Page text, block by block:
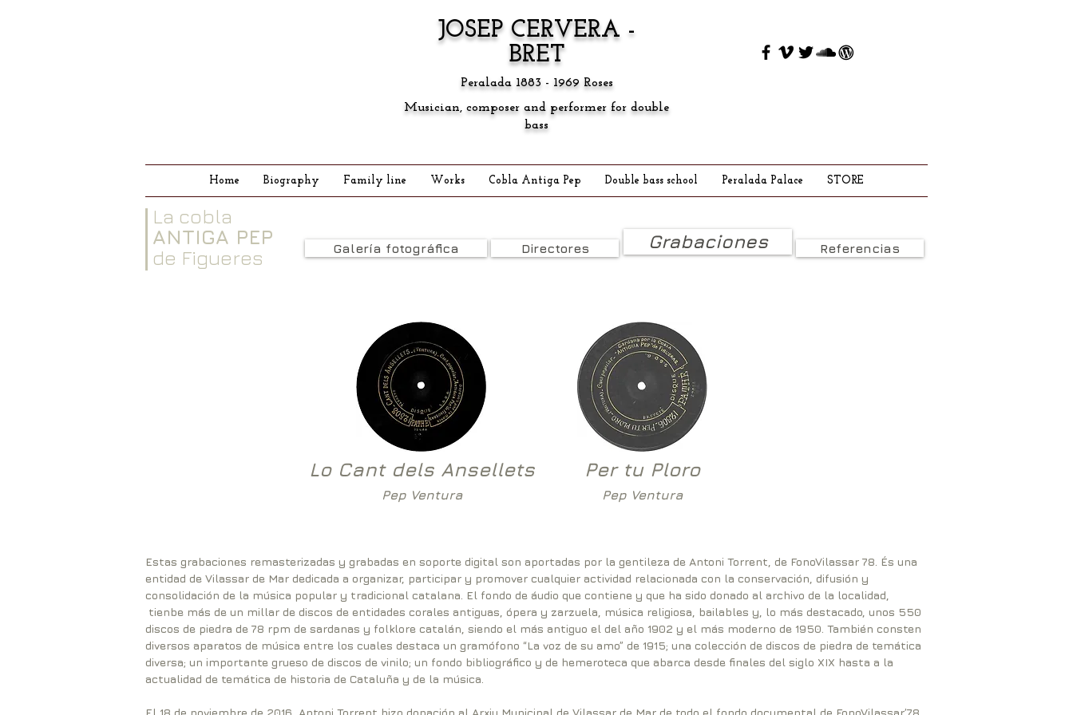
JOSEP CERVERA -
BRET
Peralada 1883 - 1969 Roses
Musician, composer and performer for double
bass
Home Biography Family line Works Cobla Antiga Pep Double bass school Peralada Palace STORE
La cobla
ANTIGA PEP
de Figueres
Galería fotográfica Directores Grabaciones Referencias
Lo Cant dels Ansellets
Pep Ventura
Per tu Ploro
Pep Ventura
Estas grabaciones remasterizadas y grabadas en soporte digital son aportadas por la gentileza de Antoni Torrent, de FonoVilassar 78. És una
entidad de Vilassar de Mar dedicada a organizar, participar y promover cualquier actividad relacionada con la conservación, difusión y
consolidación de la música popular y tradicional catalana. El fondo de áudio que contiene y que ha sido donado al archivo de la localidad,
tienbe más de un millar de discos de entidades corales antiguas, ópera y zarzuela, música religiosa, bailables y, lo más destacado, unos 550
discos de piedra de 78 rpm de sardanas y folklore catalán, siendo el más antiguo el del año 1902 y el más moderno de 1950. También consten
diversos aparatos de música entre los cuales destaca un gramófono “La voz de su amo” de 1915; una colección de discos de piedra de temática
diversa; un importante grueso de discos de vinilo; un fondo bibliográfico y de hemeroteca que abarca desde finales del siglo XIX hasta a la
actualidad de temática de historia de Cataluña y de la música.
El 18 de noviembre de 2016, Antoni Torrent hizo donación al Arxiu Municipal de Vilassar de Mar de todo el fondo documental de FonoVilassar’78.